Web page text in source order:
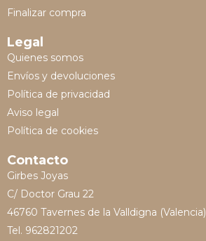
Finalizar compra
Legal
Quienes somos
Envíos y devoluciones
Política de privacidad
Aviso legal
Política de cookies
Contacto
Girbes Joyas
C/ Doctor Grau 22
46760 Tavernes de la Valldigna (Valencia)
Tel. 962821202